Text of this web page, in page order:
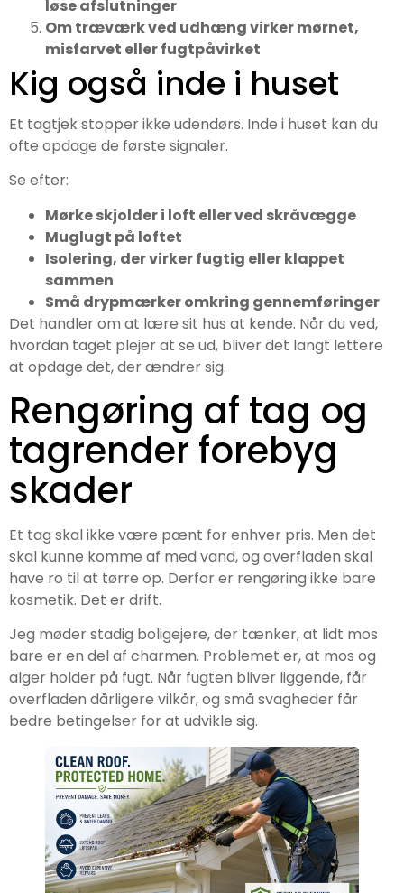
løse afslutninger
Om træværk ved udhæng virker mørnet,
misfarvet eller fugtpåvirket
Kig også inde i huset
Et tagtjek stopper ikke udendørs. Inde i huset kan du
ofte opdage de første signaler.
Se efter:
Mørke skjolder i loft eller ved skråvægge
Muglugt på loftet
Isolering, der virker fugtig eller klappet
sammen
Små drypmærker omkring gennemføringer
Det handler om at lære sit hus at kende. Når du ved,
hvordan taget plejer at se ud, bliver det langt lettere
at opdage det, der ændrer sig.
Rengøring af tag og
tagrender forebyg
skader
Et tag skal ikke være pænt for enhver pris. Men det
skal kunne komme af med vand, og overfladen skal
have ro til at tørre op. Derfor er rengøring ikke bare
kosmetik. Det er drift.
Jeg møder stadig boligejere, der tænker, at lidt mos
bare er en del af charmen. Problemet er, at mos og
alger holder på fugt. Når fugten bliver liggende, får
overfladen dårligere vilkår, og små svagheder får
bedre betingelser for at udvikle sig.